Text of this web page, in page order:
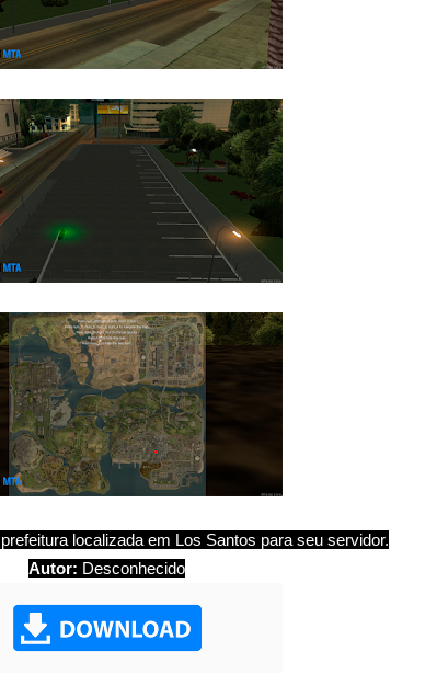
localizada em Los Santos para seu servidor.
Autor: Desconhecido